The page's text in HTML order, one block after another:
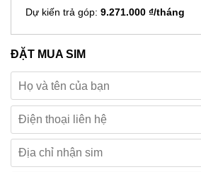
Dự kiến trả góp: 9.271.000 ₫/tháng
ĐẶT MUA SIM